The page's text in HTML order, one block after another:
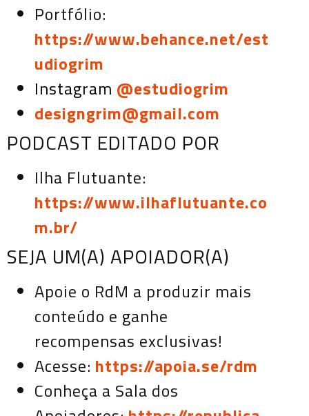
Portfólio:
https://www.behance.net/est
udiogrim
Instagram @estudiogrim
designgrim@gmail.com
PODCAST EDITADO POR
Ilha Flutuante:
https://www.ilhaflutuante.co
m.br/
SEJA UM(A) APOIADOR(A)
Apoie o RdM a produzir mais
conteúdo e ganhe
recompensas exclusivas!
Acesse: https://apoia.se/rdm
Conheça a Sala dos